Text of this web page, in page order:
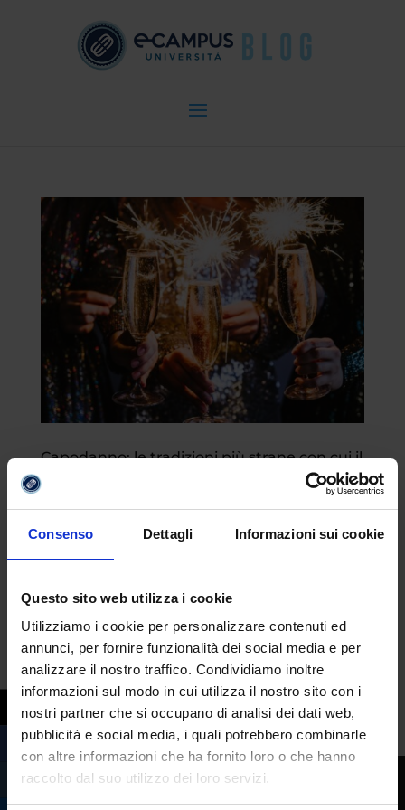
Consenso Dettagli Informazioni sui cookie
Questo sito web utilizza i cookie
Utilizziamo i cookie per personalizzare contenuti ed
annunci, per fornire funzionalità dei social media e per
analizzare il nostro traffico. Condividiamo inoltre
informazioni sul modo in cui utilizza il nostro sito con i
nostri partner che si occupano di analisi dei dati web,
pubblicità e social media, i quali potrebbero combinarle
con altre informazioni che ha fornito loro o che hanno
raccolto dal suo utilizzo dei loro servizi.
Capodanno: le tradizioni più strane con cui il
da
Dic 31, 2025|
Attualità
Il modo di accogliere l’anno nuovo cambia
figuriamoci quanto sia diverso di Paese in
Paese, o perfino di continente in
continente. Variano i fusi orari, i climi e le
in una storia...